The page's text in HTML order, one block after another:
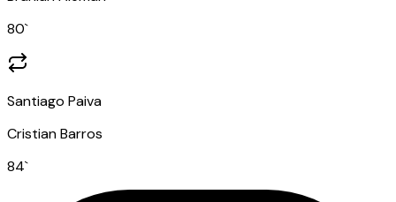
80`
Santiago Paiva
Cristian Barros
84`